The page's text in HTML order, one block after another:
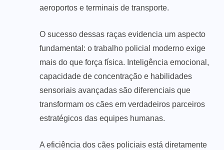
aeroportos e terminais de transporte.
O sucesso dessas raças evidencia um aspecto
fundamental: o trabalho policial moderno exige
mais do que força física. Inteligência emocional,
capacidade de concentração e habilidades
sensoriais avançadas são diferenciais que
transformam os cães em verdadeiros parceiros
estratégicos das equipes humanas.
A eficiência dos cães policiais está diretamente